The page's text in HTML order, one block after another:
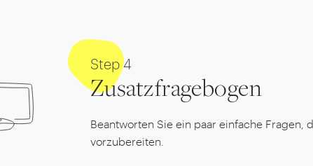
Step4
Zusatzfragebogen
Beantworten Sie ein paar einfache Fragen,
vorzubereiten.